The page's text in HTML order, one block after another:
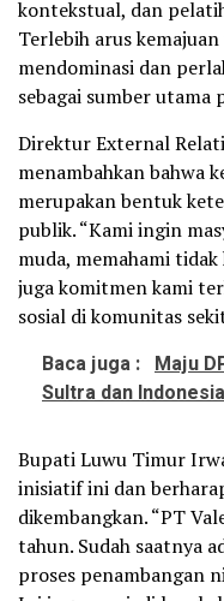
kontekstual, dan
Terlebih arus
mendominasi dan
sebagai sumber utama
Direktur External
menambahkan bahwa
merupakan bentuk
publik. “Kami ingin
muda, memahami
juga komitmen kami
sosial di komunitas
Baca juga : Maju
Sultra dan Indonesia
Bupati Luwu Timur
inisiatif ini dan
dikembangkan. “PT
tahun. Sudah saatnya
proses penambangan